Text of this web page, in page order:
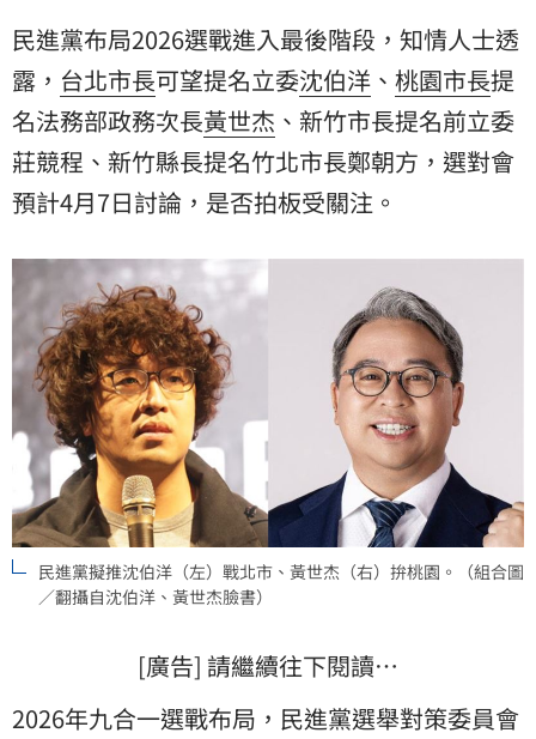
民進黨布局2026選戰進入最後階段，知情人士透
露， 台北市長可望提名立委沈伯洋 、 桃園市長提
名法務部政務次長黃世杰 、新竹市長提名前立委
莊競程 、新竹縣長提名竹北市長鄭朝方，選對會
預計4月7日討論，是否拍板受關注。
民進黨擬推沈伯洋（左）戰北市、黃世杰（右）拚桃園。（組合圖
／翻攝自沈伯洋、黃世杰臉書）
[廣告] 請繼續往下閱讀…
2026年九合一選戰布局，民進黨選舉對策委員會